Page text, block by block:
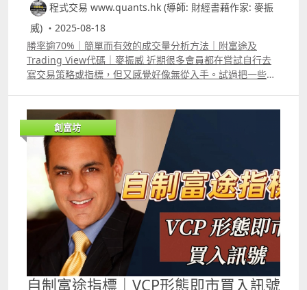
8 3 收市前下單 月收入增2.7萬策略 YouTube介紹影片
httpsyoutu.beIHqAB98gwaUsi=zSeuhTMtBfBBzeb
Backtest Report
httpswww.tradingview.comscriptero6ddTkAftermarket
%E4%B8%8B%E5%96%AEStrategy 4 T33_香港期指策略
YouTube介紹影片
httpsyoutu.bekoYtAO9AZKksi=k5H9jsOnUma53K9
Backtest Report
httpswww.tradingview.comscriptYpZG1OnXT33%E9%A
6%99%E6%B8%AF%E6%9C%9F%E6%8C%87%E7%89%8
8beta17autotrade%E7%89%88%E6%9C%AC 5 著名個人
炒家John Carter 自創策略1年賺1800萬美元 改良版
YouTube介紹影片
httpsyoutu.beFQzQ8o4pz_4si=zF10XqrlCw8wbgP9
Backtest Report
httpswww.tradingview.comscriptGn7udQ7mTTM%E8%
83%8C%E9%A6%B3%E6%94%B9%E8%89%AF%E7%89%
88 6 瑞典交易員Kristjan Kullamagi交易策略改良版
YouTube介紹影片
httpsyoutu.beEwZJ6jdhpXssi=pWqnY7By89I9_pYl
程式交易 www.quants.hk (導師: 財經書藉作家: 麥振
威) ・2025-08-18
勝率逾70%｜簡單而有效的成交量分析方法｜附富途及
Trading View代碼｜麥振威 近期很多會員都在嘗試自行去
寫交易策略或指標，但又感覺好像無從入手。試過把一些常
易策略，例如「標準差」的公式十分簡單，可以嘗試用每支
bar的成交量去計算標準差。然後將「平均成交量」與「用
成交量計算的標準差」做比較。每當「平均成交量」大於
「用成交量計算的標準差」的時間，其實都是值得留意的入
市機會。 影片中講解了這個原理再配合股價走勢及其他指標
的應用方法，也有富途代碼給大家參考，可直接在富途平台
中當作指標使用。
___________________________________________________________
Patreon 會員可選策略可自行backtest及autotrade 1 ICT策
略改良版_美期版本 YouTube介紹影片
httpswww.youtube.comwatchv=_k16D3moiugamp;t=5s
Backtest Report
創富坊
自制富途指標｜VCP形態即市買入訊號